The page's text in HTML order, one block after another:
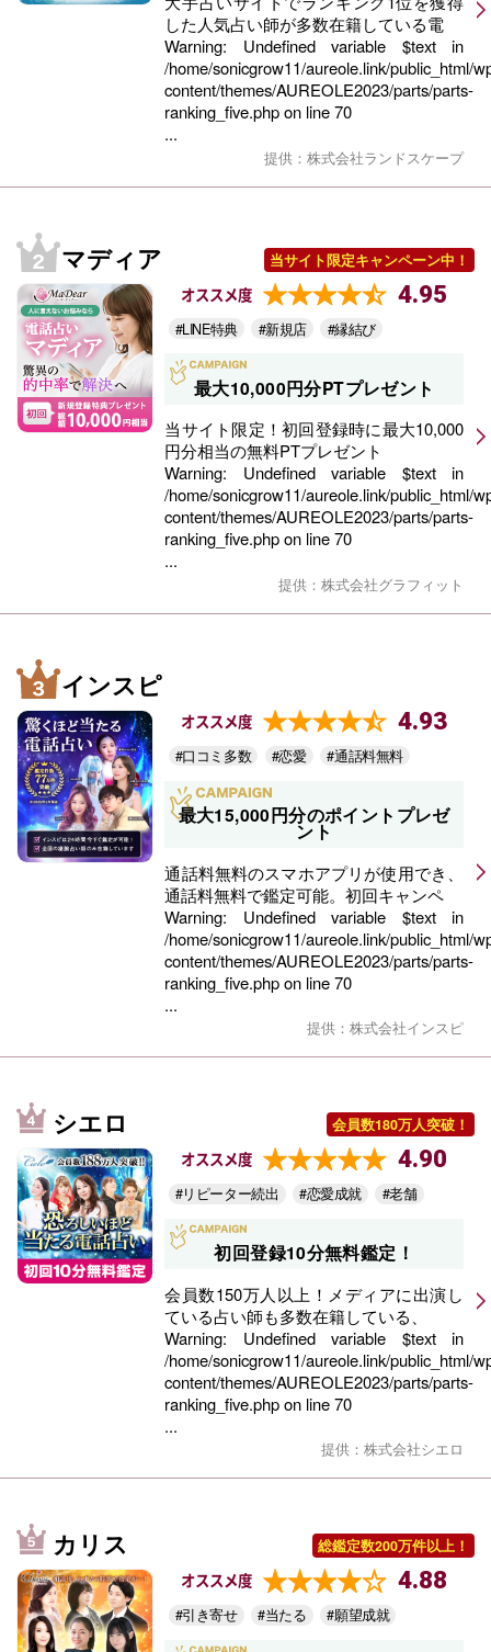
した人気占い師が多数在籍している電
Warning: Undefined variable $text in
/home/sonicgrow11/aureole.link/public_html/
content/themes/AUREOLE2023/parts/parts-
ranking_five.phpon line70
...
提供：株式会社ランドスケープ
マディア 当サイト限定キャンペーン中！
オススメ度 4.95
#LINE特典 #新規店 #縁結び
最大10,000円分PTプレゼント
当サイト限定！初回登録時に最大10,000
円分相当の無料PTプレゼント
Warning: Undefined variable $text in
/home/sonicgrow11/aureole.link/public_html/
content/themes/AUREOLE2023/parts/parts-
ranking_five.phpon line70
...
提供：株式会社グラフィット
インスピ
オススメ度 4.93
#口コミ多数 #恋愛 #通話料無料
最大15,000円分のポイントプレゼ
ント
通話料無料のスマホアプリが使用でき、
通話料無料で鑑定可能。初回キャンペ
Warning: Undefined variable $text in
/home/sonicgrow11/aureole.link/public_html/
content/themes/AUREOLE2023/parts/parts-
ranking_five.phpon line70
...
提供：株式会社インスピ
シエロ 会員数180万人突破！
オススメ度 4.90
#リピーター続出 #恋愛成就 #老舗
初回登録10分無料鑑定！
会員数150万人以上！メディアに出演し
ている占い師も多数在籍している、
Warning: Undefined variable $text in
/home/sonicgrow11/aureole.link/public_html/
content/themes/AUREOLE2023/parts/parts-
ranking_five.phpon line70
...
提供：株式会社シエロ
カリス 総鑑定数200万件以上！
オススメ度 4.88
#引き寄せ #当たる #願望成就